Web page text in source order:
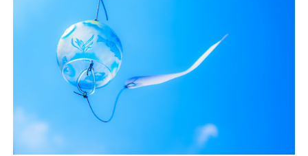
ファミリーオフィスとは
関連書籍
メールマガジン登録
よくある質問